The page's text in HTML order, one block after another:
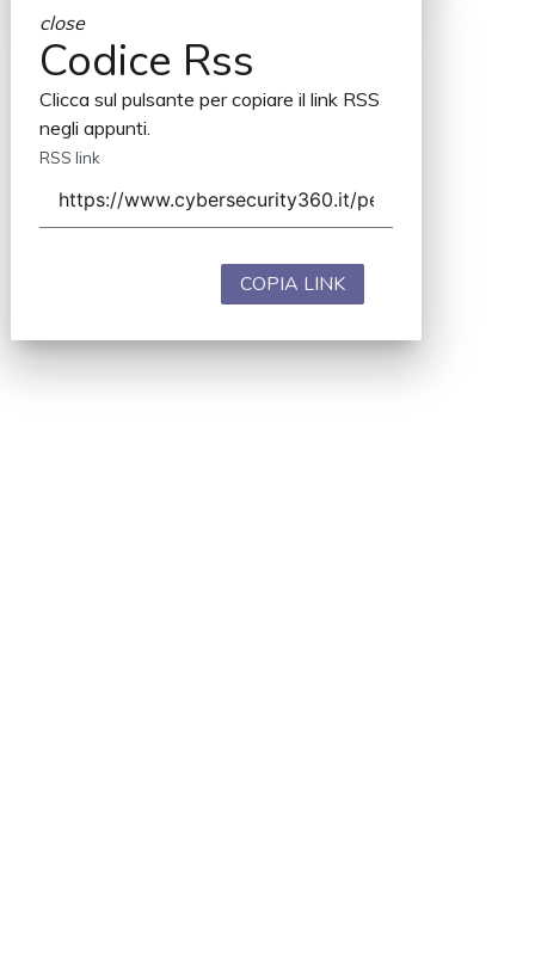
close
Codice Rss
Clicca sul pulsante per copiare il link RSS
negli appunti.
RSS link
COPIA LINK